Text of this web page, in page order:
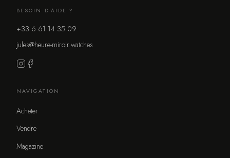
BESOIN D'AIDE ?
+33 6 61 14 35 09
jules@heure-miroir.watches
NAVIGATION
Acheter
Vendre
Magazine